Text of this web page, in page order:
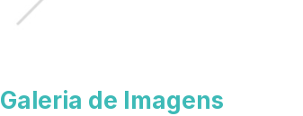
Galeria de Imagens